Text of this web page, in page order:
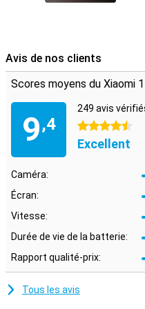
connecté même sans réseau
Avis de nos clients
Scores moyens du Xiaomi
9,4
249 avis
4.5 étoiles
Excellent
Caméra:
Écran:
Vitesse:
Durée de vie de la batterie:
Rapport qualité-prix:
Tous les avis